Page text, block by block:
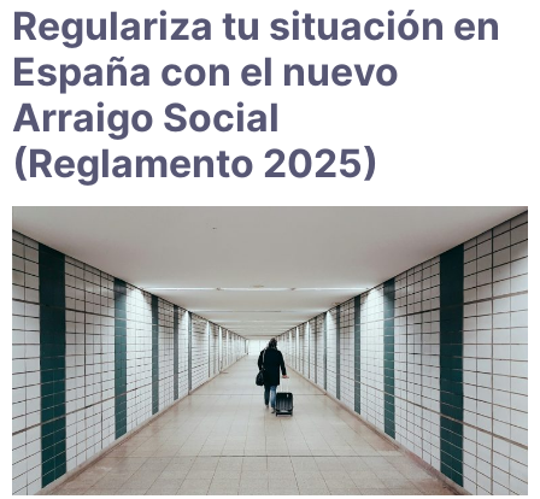
Regulariza tu situación en
España con el nuevo
Arraigo Social
(Reglamento 2025)